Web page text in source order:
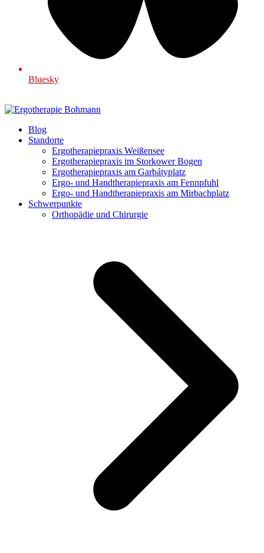
Bluesky
Blog
Standorte
Ergotherapiepraxis Weißensee
Ergotherapiepraxis im Storkower Bogen
Ergotherapiepraxis am Garbátyplatz
Ergo- und Handtherapiepraxis am Fennpfuhl
Ergo- und Handtherapiepraxis am Mirbachplatz
Schwerpunkte
Orthopädie und Chirurgie